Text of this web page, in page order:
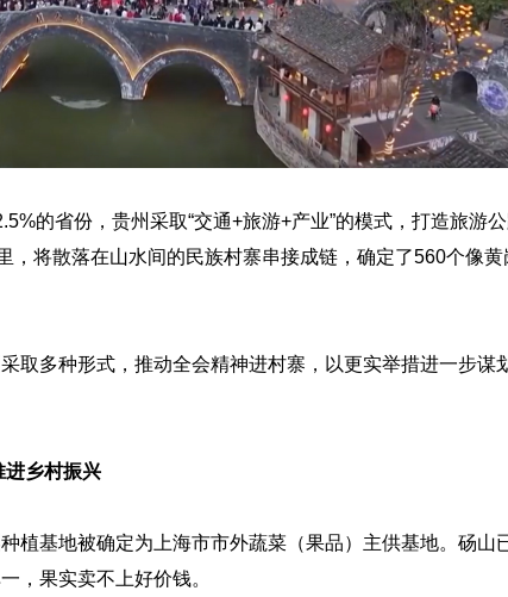
的省份，贵州采取“交通+旅游+产业”的模式，打造旅游公
，将散落在山水间的民族村寨串接成链，确定了560个像
多种形式，推动全会精神进村寨，以更实举措进一步谋
乡村振兴
基地被确定为上海市市外蔬菜（果品）主供基地。砀山
，果实卖不上好价钱。